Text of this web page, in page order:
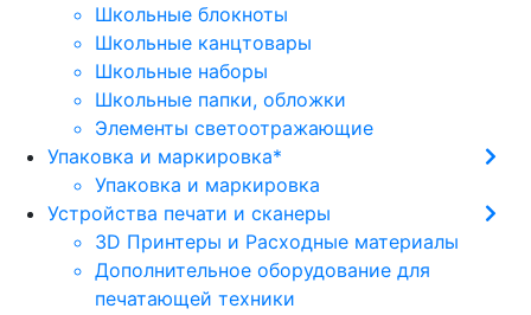
Школьные блокноты
Школьные канцтовары
Школьные наборы
Школьные папки, обложки
Элементы светоотражающие
Упаковка и маркировка*
Упаковка и маркировка
Устройства печати и сканеры
3D Принтеры и Расходные материалы
Дополнительное оборудование для
печатающей техники